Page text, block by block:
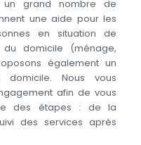
un grand nombre de
une aide pour les
en situation de
domicile (ménage,
également un
Nous vous
afin de vous
des étapes : de la
des services après